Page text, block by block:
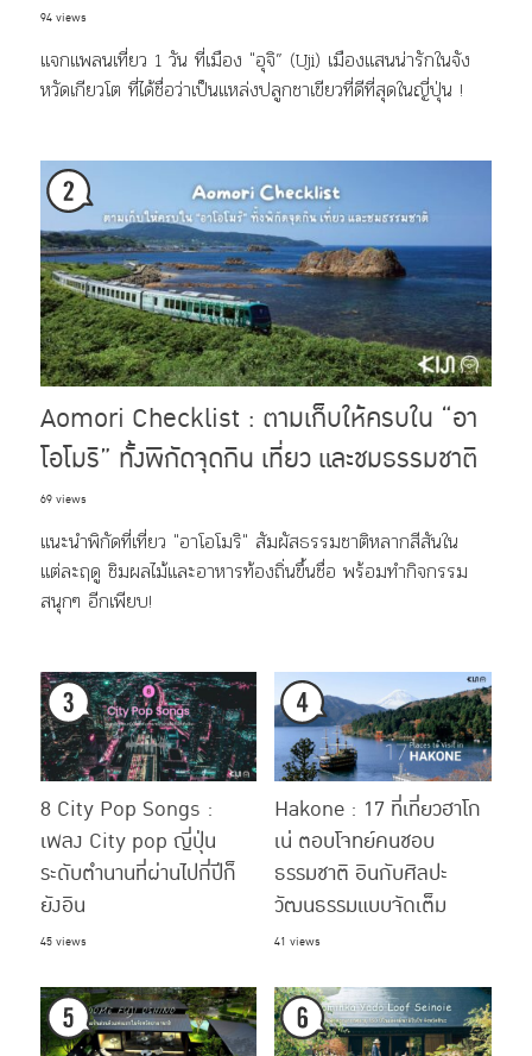
94 views
แจกแพลนเที่ยว 1 วัน ที่เมือง "อุจิ” (Uji) เมืองแสนน่ารักในจัง
หวัดเกียวโต ที่ได้ชื่อว่าเป็นแหล่งปลูกชาเขียวที่ดีที่สุดในญี่ปุ่น !
Aomori Checklist : ตามเก็บให้ครบใน “อา
โอโมริ” ทั้งพิกัดจุดกิน เที่ยว และชมธรรมชาติ
69 views
แนะนำพิกัดที่เที่ยว "อาโอโมริ" สัมผัสธรรมชาติหลากสีสันใน
แต่ละฤดู ชิมผลไม้และอาหารท้องถิ่นขึ้นชื่อ พร้อมทำกิจกรรม
สนุกๆ อีกเพียบ!
8 City Pop Songs :
เพลง City pop ญี่ปุ่น
ระดับตำนานที่ผ่านไปกี่ปีก็
ยังอิน
45 views
Hakone : 17 ที่เที่ยวฮาโก
เน่ ตอบโจทย์คนชอบ
ธรรมชาติ อินกับศิลปะ
วัฒนธรรมแบบจัดเต็ม
41 views